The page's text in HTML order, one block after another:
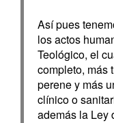
Así pues
los actos
Teológico, el
completo, más
perene y más
clínico o
además la Ley